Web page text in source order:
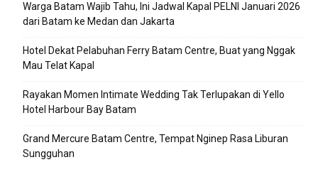
Warga Batam Wajib Tahu, Ini Jadwal Kapal PELNI Januari 2026
dari Batam ke Medan dan Jakarta
Hotel Dekat Pelabuhan Ferry Batam Centre, Buat yang Nggak
Mau Telat Kapal
Rayakan Momen Intimate Wedding Tak Terlupakan di Yello
Hotel Harbour Bay Batam
Grand Mercure Batam Centre, Tempat Nginep Rasa Liburan
Sungguhan